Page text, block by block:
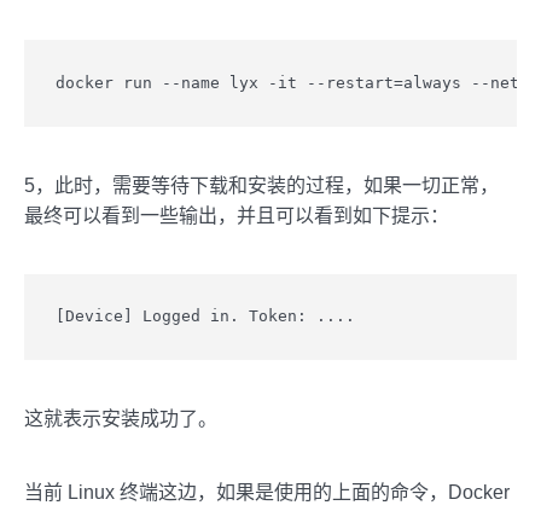
docker run --name lyx -it --restart=always --
5，此时，需要等待下载和安装的过程，如果一切正常，
最终可以看到一些输出，并且可以看到如下提示：
[Device] Logged in. Token: ....
这就表示安装成功了。
当前 Linux 终端这边，如果是使用的上面的命令，Docker